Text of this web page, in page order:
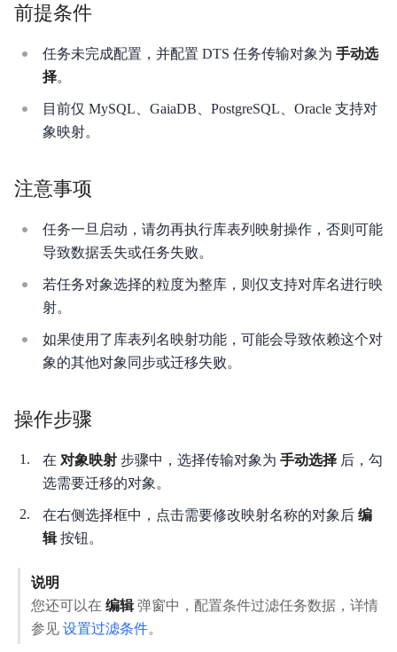
预检查项
监控报警
典型实践
API参考
前提条件
任务未完成配置，并配置 DTS 任务传输对象为 手动选
择。
目前仅 MySQL、GaiaDB、PostgreSQL、Oracle 支持对
象映射。
注意事项
任务一旦启动，请勿再执行库表列映射操作，否则可能
导致数据丢失或任务失败。
若任务对象选择的粒度为整库，则仅支持对库名进行映
射。
如果使用了库表列名映射功能，可能会导致依赖这个对
象的其他对象同步或迁移失败。
操作步骤
在 对象映射 步骤中，选择传输对象为 手动选择 后，勾
选需要迁移的对象。
在右侧选择框中，点击需要修改映射名称的对象后 编
辑按钮。
说明
您还可以在 编辑弹窗中，配置条件过滤任务数据，详情
参见 设置过滤条件。